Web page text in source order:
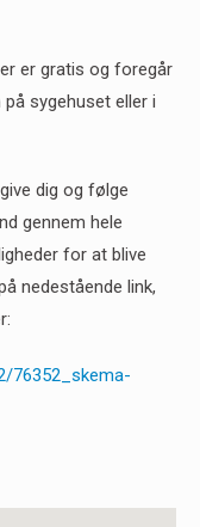
er gratis og foregår
sygehuset eller i
dig og følge
gennem hele
for at blive
nedestående link,
76352_skema-